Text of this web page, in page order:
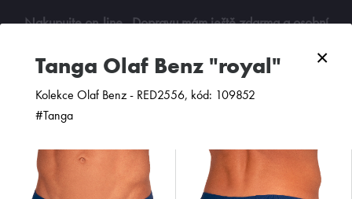
×
tanga Olaf Benz "royal"
Kolekce Olaf Benz - RED2556, kód: 109852
#Tanga
Nakupujte on-line. Dopravu mám ještě zdarma a osobní